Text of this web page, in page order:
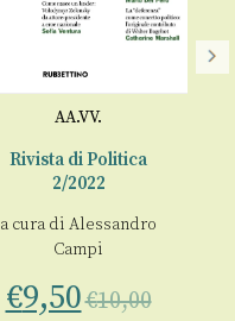
AA.VV.
Rivista di Politica
2/2022
a cura di Alessandro
Campi
€9,50€10,00